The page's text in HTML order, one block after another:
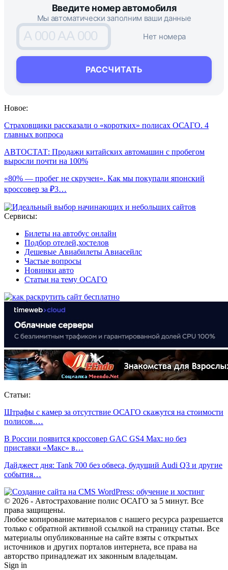
Введите номер автомобиля
Мы автоматически заполним ваши данные
A 000 AA 000
РАССЧИТАТЬ
Нет номера
Новое:
Страховщики рассказали о «коротких» полисах ОСАГО. 4
главных вопроса
АВТОСТАТ: Продажи китайских автомашин с пробегом
выросли почти на 100%
«80% — пробег не скручен». Как мы покупали японский
кроссовер за ₽3…
Сервисы:
Билеты на автобус онлайн
Подбор отелей,хостелов
Дешевые Авиабилеты Авиасейлс
Частые вопросы
Новинки авто
Статьи на тему ОСАГО
Статьи:
Штрафы с камер за отсутствие ОСАГО скажутся на стоимости
полисов.…
В России появится кроссовер GAC GS4 Max: но без
приставки «Макс» в…
Дайджест дня: Tank 700 без обвеса, будущий Audi Q3 и другие
события…
© 2026 - Автострахование полис ОСАГО за 5 минут. Все
права защищены.
Любое копирование материалов с нашего ресурса разрешается
только с обратной активной ссылкой на страницу статьи. Все
материалы опубликованные на сайте взяты с открытых
источников и других порталов интернета, все права на
авторство принадлежат их законным владельцам.
Sign in